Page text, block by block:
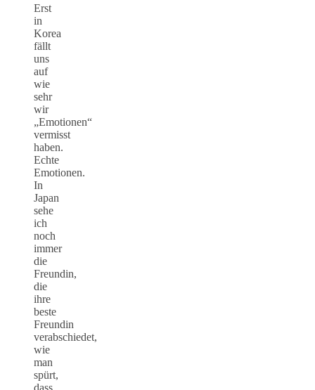
Erst
in
Korea
fällt
uns
auf
wie
sehr
wir
„Emotionen“
vermisst
haben.
Echte
Emotionen.
In
Japan
sehe
ich
noch
immer
die
Freundin,
die
ihre
beste
Freundin
verabschiedet,
wie
man
spürt,